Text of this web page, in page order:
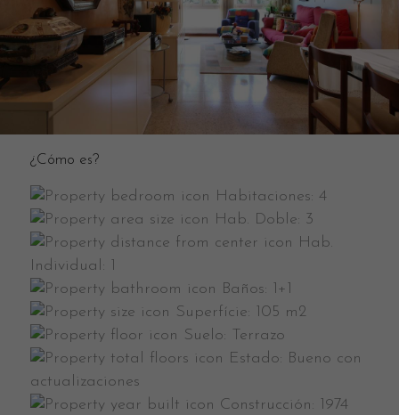
¿Cómo es?
Habitaciones: 4
Hab. Doble: 3
Hab.
Individual: 1
Baños: 1+1
Superfície: 105 m2
Suelo: Terrazo
Estado: Bueno con
actualizaciones
Construcción: 1974